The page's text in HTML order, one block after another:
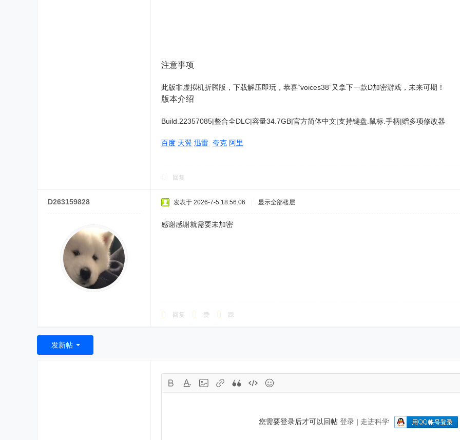
注意事项
此版非虚拟机折腾版，下载解压即玩，恭喜“voices38”又拿下一款D加密游戏，未来可期！
版本介绍
Build.22357085|整合全DLC|容量34.7GB|官方简体中文|支持键盘.鼠标.手柄|赠多项修改器
百度 天翼 迅雷 夸克 阿里
回复
D263159828 发表于 2026-7-5 18:56:06 显示全部楼层
感谢感谢就需要未加密
回复 赞 踩
发新帖
您需要登录后才可以回帖 登录| 走进科学